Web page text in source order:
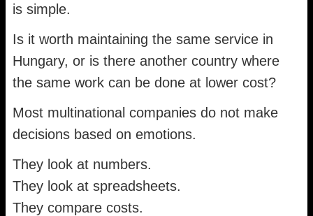
is simple.
Is it worth maintaining the same service in
Hungary, or is there another country where
the same work can be done at lower cost?
Most multinational companies do not make
decisions based on emotions.
They look at numbers.
They look at spreadsheets.
They compare costs.